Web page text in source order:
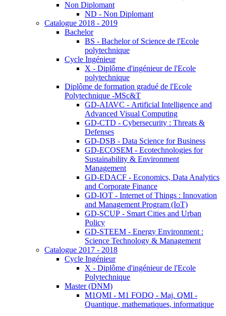
Non Diplomant
ND - Non Diplomant
Catalogue 2018 - 2019
Bachelor
BS - Bachelor of Science de l'Ecole
polytechnique
Cycle Ingénieur
X - Diplôme d'ingénieur de l'Ecole
polytechnique
Diplôme de formation gradué de l'Ecole
Polytechnique -MSc&T
GD-AIAVC - Artificial Intelligence and
Advanced Visual Computing
GD-CTD - Cybersecurity : Threats &
Defenses
GD-DSB - Data Science for Business
GD-ECOSEM - Ecotechnologies for
Sustainability & Environment
Management
GD-EDACF - Economics, Data Analytics
and Corporate Finance
GD-IOT - Internet of Things : Innovation
and Management Program (IoT)
GD-SCUP - Smart Cities and Urban
Policy
GD-STEEM - Energy Environment :
Science Technology & Management
Catalogue 2017 - 2018
Cycle Ingénieur
X - Diplôme d'ingénieur de l'Ecole
Polytechnique
Master (DNM)
M1QMI - M1 FODQ - Maj. QMI -
Quantique, mathematiques, informatique